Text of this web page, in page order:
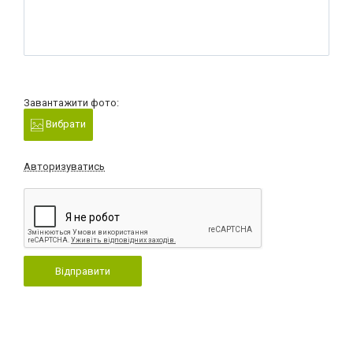
Завантажити фото:
Вибрати
Авторизуватись
Відправити